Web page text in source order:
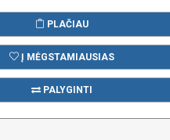
PLAČIAU
Į MĖGSTAMIAUSIAS
PALYGINTI